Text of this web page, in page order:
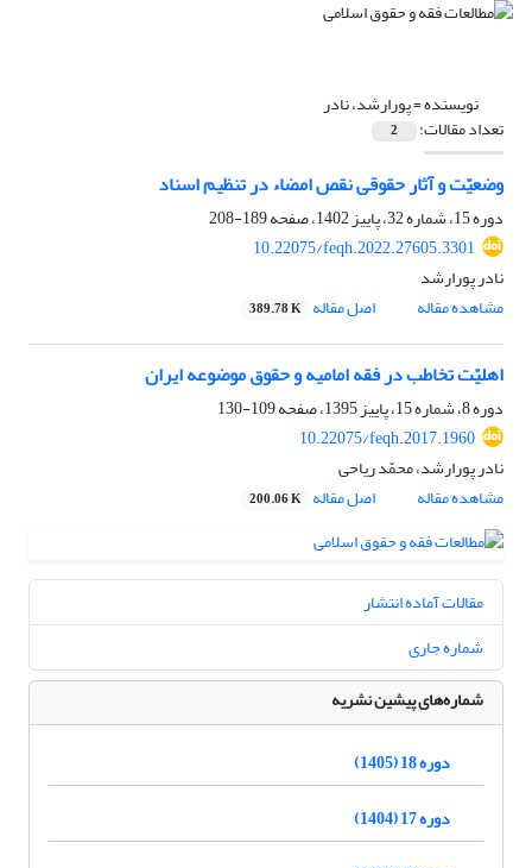
نویسنده =پورارشد، نادر
تعداد مقالات: 2
وضعیّت و آثار حقوقی نقص امضاء در تنظیم اسناد
دوره 15، شماره 32، پاییز 1402، صفحه
189-208
10.22075/feqh.2022.27605.3301
نادر پورارشد
مشاهده مقاله
اصل مقاله 389.78 K
اهلیّت تخاطب در فقه امامیه و حقوق موضوعه ایران
دوره 8، شماره 15، پاییز 1395، صفحه
109-130
10.22075/feqh.2017.1960
نادر پورارشد، محمّد ریاحی
مشاهده مقاله
اصل مقاله 200.06 K
مقالات آماده انتشار
شماره جاری
شماره‌های پیشین نشریه
دوره 18 (1405)
دوره 17 (1404)